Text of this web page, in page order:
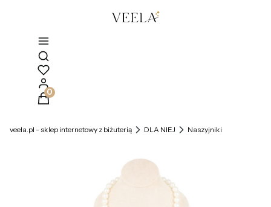
Otwórz wyszukiwarkę
Produkty w koszyku: 0. Zobacz szczegóły
veela.pl - sklep internetowy z biżuterią DLA NIEJ Naszyjniki